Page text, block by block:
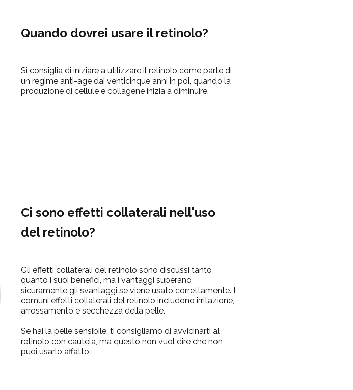
Quando dovrei usare il retinolo?
Si consiglia di iniziare a utilizzare il retinolo come parte di
un regime anti-age dai venticinque anni in poi, quando la
produzione di cellule e collagene inizia a diminuire.
Ci sono effetti collaterali nell'uso
del retinolo?
Gli effetti collaterali del retinolo sono discussi tanto
quanto i suoi benefici, ma i vantaggi superano
sicuramente gli svantaggi se viene usato correttamente. I
comuni effetti collaterali del retinolo includono irritazione,
arrossamento e secchezza della pelle.
Se hai la pelle sensibile, ti consigliamo di avvicinarti al
retinolo con cautela, ma questo non vuol dire che non
puoi usarlo affatto.